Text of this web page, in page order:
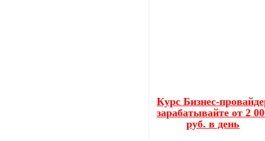
Курс Бизнес-
зарабатывайте от 2
руб. в день